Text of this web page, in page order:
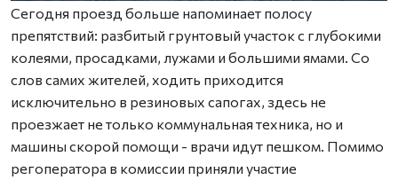
Сегодня проезд больше напоминает полосу
препятствий: разбитый грунтовый участок с глубокими
колеями, просадками, лужами и большими ямами. Со
слов самих жителей, ходить приходится
исключительно в резиновых сапогах, здесь не
проезжает не только коммунальная техника, но и
машины скорой помощи - врачи идут пешком. Помимо
регоператора в комиссии приняли участие